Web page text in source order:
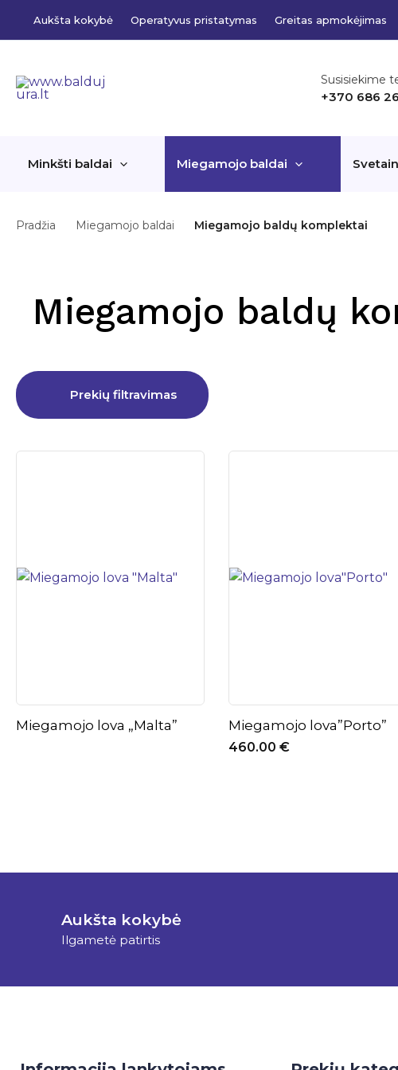
Aukšta kokybė Operatyvus pristatymas Greitas apmokėjimas
Susisiekime
+370 686
Minkšti baldai Miegamojo baldai
Pradžia Miegamojo baldai Miegamojo baldų komplektai
Miegamojo baldų
Prekių filtravimas
Miegamojo lova „Malta” Miegamojo lova”Porto”
460.00 €
Aukšta kokybė
Ilgametė patirtis